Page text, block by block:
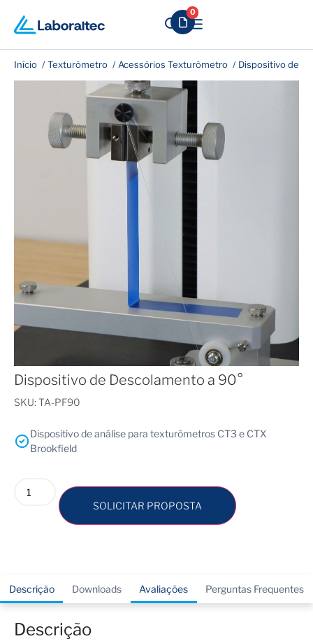
0
Início Texturômetro Acessórios Texturômetro Dispositivo de
Dispositivo de Descolamento a 90°
SKU: TA-PF90
Dispositivo de análise para texturômetros CT3 e CTX
Brookfield
SOLICITAR PROPOSTA
Descrição Downloads Avaliações Perguntas Frequentes
Descrição